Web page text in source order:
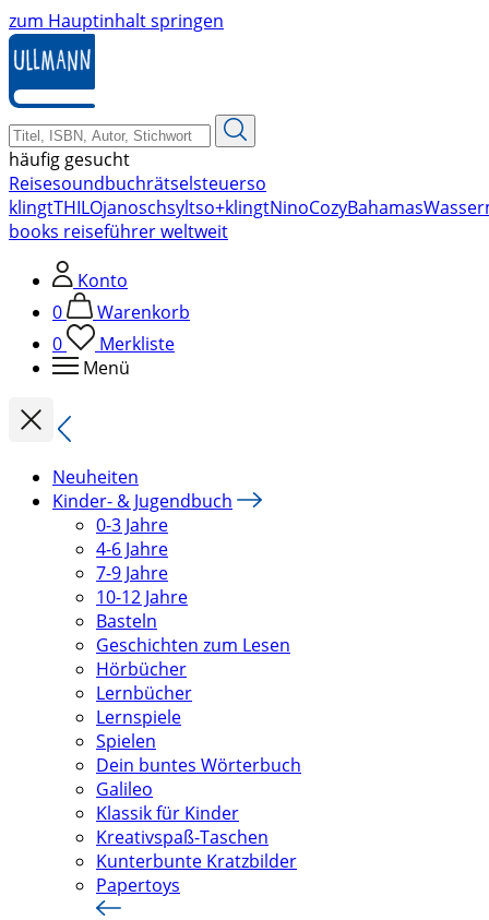
zum Hauptinhalt springen
häufig gesucht
Reisesoundbuchrätselsteuerso
klingtTHILOjanoschsyltso+klingtNinoCozyBahamas
books reiseführer weltweit
Konto
0
Warenkorb
0
Merkliste
Menü
Neuheiten
Kinder- & Jugendbuch
0-3 Jahre
4-6 Jahre
7-9 Jahre
10-12 Jahre
Basteln
Geschichten zum Lesen
Hörbücher
Lernbücher
Lernspiele
Spielen
Dein buntes Wörterbuch
Galileo
Klassik für Kinder
Kreativspaß-Taschen
Kunterbunte Kratzbilder
Papertoys